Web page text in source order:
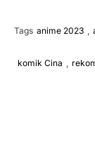
Tags anime 2023
komik Cina